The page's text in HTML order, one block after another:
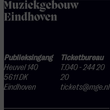
Publieksingang
Heuvel 140
5611 DK
Eindhoven
Ticketbureau
T.040 - 244 20
20
tickets@mge.nl